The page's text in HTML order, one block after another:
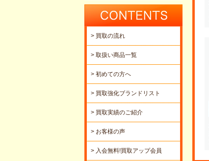
> 買取の流れ
> 取扱い商品一覧
> 初めての方へ
> 買取強化ブランドリスト
> 買取実績のご紹介
> お客様の声
> 入会無料!買取アップ会員